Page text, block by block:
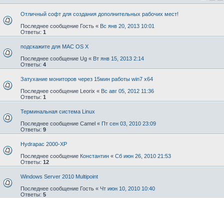
Отличный софт для создания дополнительных рабочих мест!
Последнее сообщение Гость « Вс янв 20, 2013 10:01
Ответы: 1
подскажите для MAC OS X
Последнее сообщение Ug « Вт янв 15, 2013 2:14
Ответы: 4
Затухание мониторов через 15мин работы win7 x64
Последнее сообщение Leorix « Вс авг 05, 2012 11:36
Ответы: 1
Терминальная система Linux
Последнее сообщение Camel « Пт сен 03, 2010 23:09
Ответы: 9
Hydrapac 2000-XP
Последнее сообщение Константин « Сб июн 26, 2010 21:53
Ответы: 12
Windows Server 2010 Multipoint
Последнее сообщение Гость « Чт июн 10, 2010 10:40
Ответы: 5